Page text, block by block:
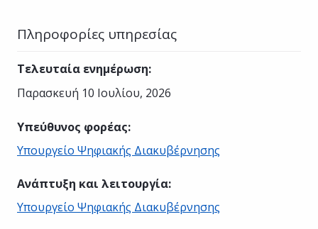
Πληροφορίες υπηρεσίας
Τελευταία ενημέρωση:
Παρασκευή 10 Ιουλίου, 2026
Υπεύθυνος φορέας:
Υπουργείο Ψηφιακής Διακυβέρνησης
Ανάπτυξη και λειτουργία:
Υπουργείο Ψηφιακής Διακυβέρνησης